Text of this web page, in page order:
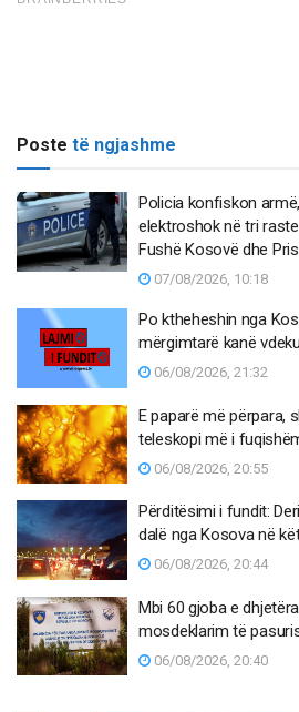
Poste të ngjashme
Policia konfiskon
elektroshok në tri
Fushë Kosovë dhe
07/08/2026, 10:18
Po ktheheshin nga
mërgimtarë kanë
06/08/2026, 21:32
E paparë më përpara,
teleskopi më i
06/08/2026, 20:55
Përditësimi i fundit:
dalë nga Kosova në
06/08/2026, 20:44
Mbi 60 gjoba e
mosdeklarim të
06/08/2026, 20:40